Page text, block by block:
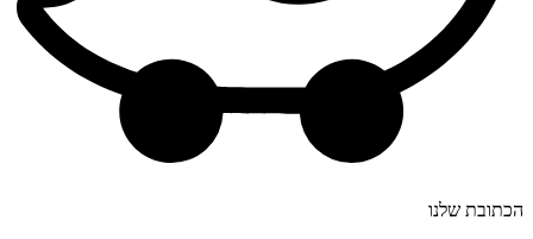
הכתובת שלנו